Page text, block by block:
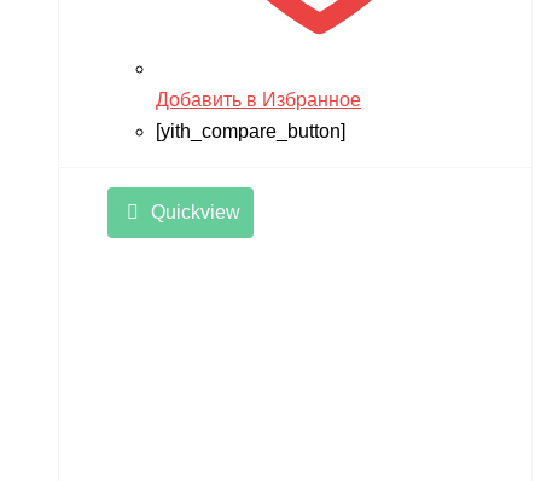
Добавить в Избранное
[yith_compare_button]
Quickview